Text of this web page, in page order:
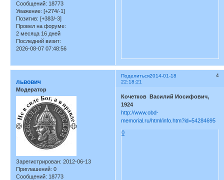
Сообщений: 18773
Уважение: [+274/-1]
Позитив: [+383/-3]
Провел на форуме:
2 месяца 16 дней
Последний визит:
2026-08-07 07:48:56
Поделиться 4
2014-01-18
22:18:21
львович
Модератор
Зарегистрирован: 2012-06-13
Приглашений: 0
Сообщений: 18773
Кочетков Василий Иосифович,
1924
http://www.obd-
memorial.ru/html/info.htm?id=54284695
0